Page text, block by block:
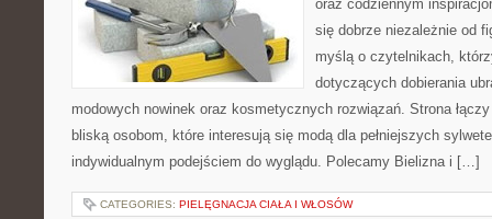
oraz codziennym
się dobrze niezależnie od
myślą o czytelnikach,
dotyczących dobierania
modowych nowinek oraz kosmetycznych rozwiązań. Strona
bliską osobom, które interesują się modą dla pełniejszych
indywidualnym podejściem do wyglądu. Polecamy Bielizna i […]
CATEGORIES: PIELĘGNACJA CIAŁA I WŁOSÓW